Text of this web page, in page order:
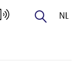
NL